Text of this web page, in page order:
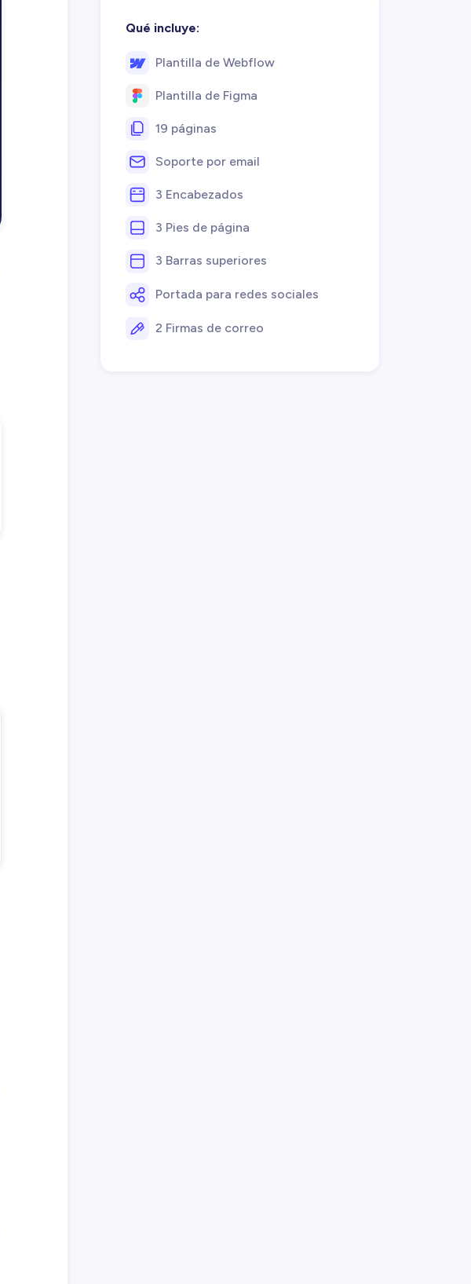
Qué incluye:
Plantilla de Webflow
Plantilla de Figma
19 páginas
Soporte por email
3 Encabezados
3 Pies de página
3 Barras superiores
Portada para redes sociales
2 Firmas de correo